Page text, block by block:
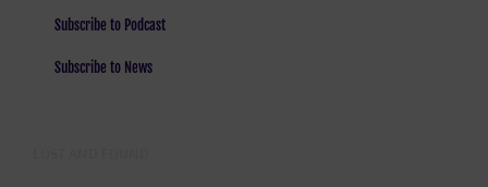
Subscribe to Podcast
Subscribe to News